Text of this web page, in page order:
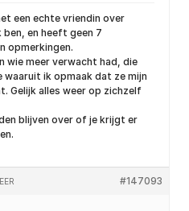
een echte vriendin over
ben, en heeft geen 7
opmerkingen.
wie meer verwacht had, die
ik opmaak dat ze mijn
Gelijk alles weer op zichzelf
blijven over of je krijgt er
#147093